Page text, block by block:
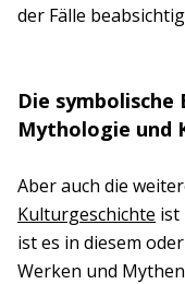
der Fälle
Die symbolische
Mythologie und
Aber auch die
Kulturgeschichte ist
ist es in diesem
Werken und